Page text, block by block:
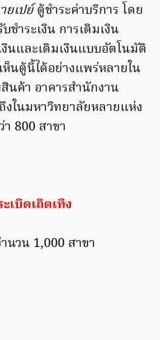
ยเปย์ตู้ชำระค่าบริการ โดย
ชำระเงิน การเติมเงิน
งินและเติมเงินแบบอัตโนมัติ
นตู้นี้ได้อย่างแพร่หลายใน
นค้า อาคารสำนักงาน
งในมหาวิทยาลัยหลายแห่ง
800 สาขา
เบิดเถิดเทิง
นวน 1,000 สาขา